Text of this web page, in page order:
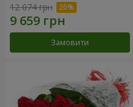
12 074 грн
Замовити